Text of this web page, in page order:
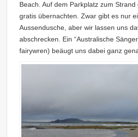
Beach. Auf dem Parkplatz zum
gratis übernachten. Zwar gibt es nur
Aussendusche, aber wir lassen uns
abschrecken. Ein “Australische
fairywren) beäugt uns dabei ganz